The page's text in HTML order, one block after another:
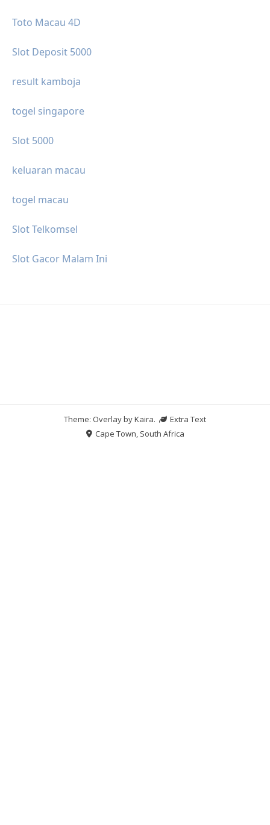
Toto Macau 4D
Slot Deposit 5000
result kamboja
togel singapore
Slot 5000
keluaran macau
togel macau
Slot Telkomsel
Slot Gacor Malam Ini
Theme: Overlay byKaira.
Extra Text
Cape Town, South Africa